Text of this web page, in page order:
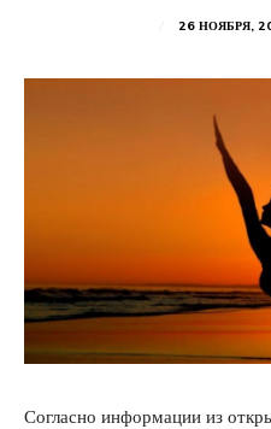
26 НОЯБРЯ,
Согласно информации из